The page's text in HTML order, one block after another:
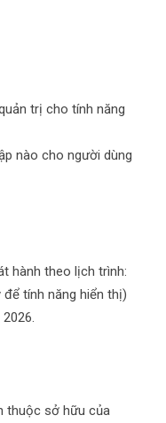
trị cho tính năng
nào cho người dùng
hành theo lịch trình:
để tính năng hiển thị)
thuộc sở hữu của